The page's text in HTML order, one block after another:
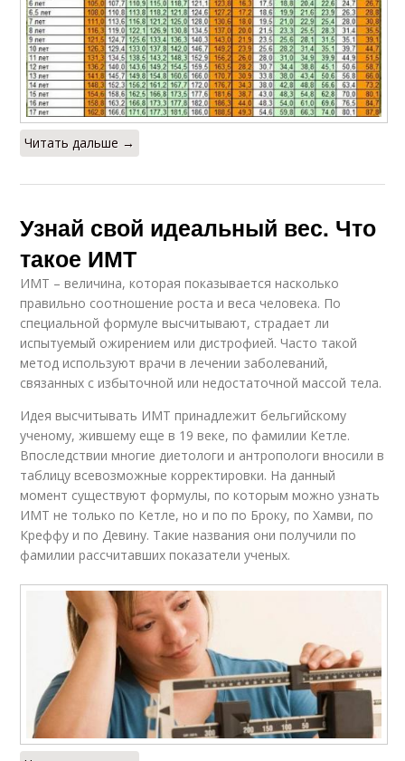
Читать дальше →
Узнай свой идеальный вес. Что
такое ИМТ
ИМТ – величина, которая показывается насколько
правильно соотношение роста и веса человека. По
специальной формуле высчитывают, страдает ли
испытуемый ожирением или дистрофией. Часто такой
метод используют врачи в лечении заболеваний,
связанных с избыточной или недостаточной массой тела.
Идея высчитывать ИМТ принадлежит бельгийскому
ученому, жившему еще в 19 веке, по фамилии Кетле.
Впоследствии многие диетологи и антропологи вносили в
таблицу всевозможные корректировки. На данный
момент существуют формулы, по которым можно узнать
ИМТ не только по Кетле, но и по по Броку, по Хамви, по
Креффу и по Девину. Такие названия они получили по
фамилии рассчитавших показатели ученых.